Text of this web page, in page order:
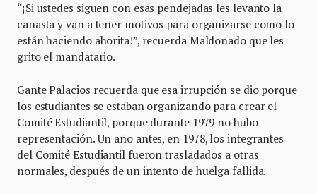
“¡Si ustedes siguen con esas pendejadas les levanto la
canasta y van a tener motivos para organizarse como lo
están haciendo ahorita!”, recuerda Maldonado que les
grito el mandatario.
Gante Palacios recuerda que esa irrupción se dio porque
los estudiantes se estaban organizando para crear el
Comité Estudiantil, porque durante 1979 no hubo
representación. Un año antes, en 1978, los integrantes
del Comité Estudiantil fueron trasladados a otras
normales, después de un intento de huelga fallida.